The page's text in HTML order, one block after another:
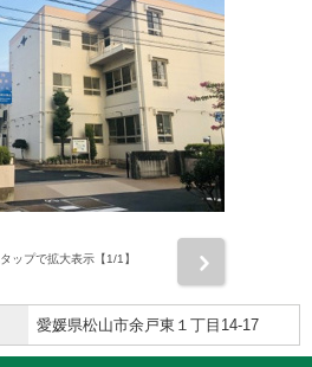
ップで拡大表示【1/1】
愛媛県松山市余戸東１丁目14-17